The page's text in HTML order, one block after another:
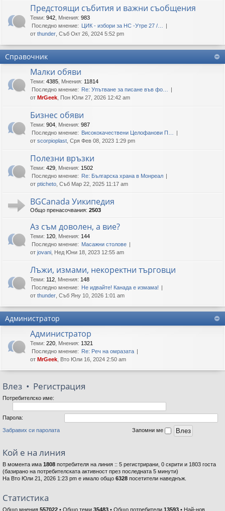
Предстоящи събития и важни съобщения
Теми: 942 Мнения: 983
Последно мнение: ЦИК - избори за НС -Утре 27 /…
от thunder , Съб Окт 26, 2024 5:52 pm
Справочник
Малки обяви
Теми: 4385 Мнения: 11814
Последно мнение: Re: Упътване за писане във фо…
от MrGeek , Пон Юли 27, 2026 12:42 am
Бизнес обяви
Теми: 904 Мнения: 987
Последно мнение: Висококачествени Целофанови П…
от scorpioplast , Сря Фев 08, 2023 1:29 pm
Полезни връзки
Теми: 429 Мнения: 1502
Последно мнение: Re: Българска храна в Монреал
от pticheto , Съб Мар 22, 2025 11:17 am
BGCanada Уикипедия
Общо пренасочвания: 2503
Аз съм доволен, а вие?
Теми: 120 Мнения: 144
Последно мнение: Масажни столове
от jovani , Нед Юни 18, 2023 12:55 am
Лъжи, измами, некоректни търговци
Теми: 112 Мнения: 148
Последно мнение: Не идвайте! Канада е измама!
от thunder , Съб Яну 10, 2026 1:01 am
Администратор
Администратор
Теми: 220 Мнения: 1321
Последно мнение: Re: Реч на омразата
от MrGeek , Вто Юли 16, 2024 2:50 am
Влез • Регистрация
Потребителско име:
Парола:
Забравих си паролата Запомни ме
Кой е на линия
В момента има 1808 потребителя на линия :: 5 регистрирани, 0 скрити и 1803 госта
(базирано на потребителската активност през последната 5 минути)
На Вто Юли 21, 2026 1:23 pm е имало общо 6328 посетители наведнъж.
Статистика
Общо мнения 557022 • Общо теми 35483 • Общо потребители 13593 • Най-нов